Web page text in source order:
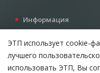
Информация
Все для инвестора
Контакты
ЭТП использует cookie-
лучшего
использовать ЭТП, Вы